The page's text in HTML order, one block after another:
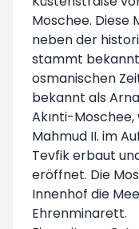
Moschee. Diese
neben der
stammt
osmanischen
bekannt als
Akınti-Moschee,
Mahmud II. im
Tevfik erbaut
eröffnet. Die
Innenhof die
Ehrenminarett.